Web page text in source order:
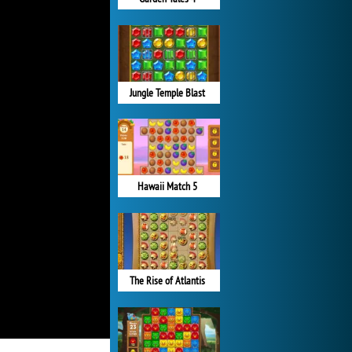
Jungle Temple Blast
Hawaii Match 5
The Rise of Atlantis